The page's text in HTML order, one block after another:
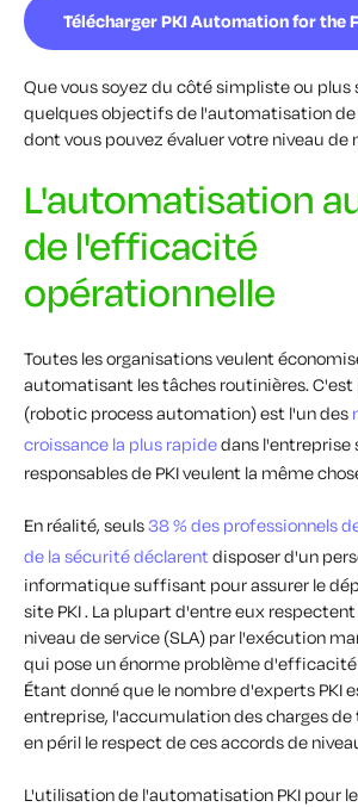
Télécharger PKI Automation for the
Que vous soyez du côté simpliste ou plus
quelques objectifs de l'automatisation de
dont vous pouvez évaluer votre niveau
L'automatisation
de l'efficacité
opérationnelle
Toutes les organisations veulent
automatisant les tâches routinières. C'est
(robotic process automation) est l'un des
croissance la plus rapidedans l'entreprise
responsables de PKI veulent la même
En réalité, seuls38 % des professionnels
de la sécurité déclarent disposer d'un
informatique suffisant pour assurer le
site PKI . La plupart d'entre eux
niveau de service (SLA) par l'exécution
qui pose un énorme problème
Étant donné que le nombre d'experts PKI
entreprise, l'accumulation des charges
en péril le respect de ces accords de
L'utilisation de l'automatisation PKI pour